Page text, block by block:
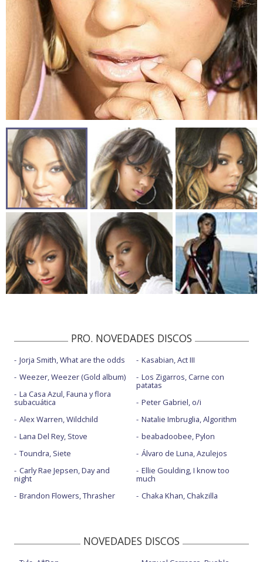
PRO. NOVEDADES DISCOS
Jorja Smith, What are the odds
Weezer, Weezer (Gold album)
La Casa Azul, Fauna y flora
subacuática
Alex Warren, Wildchild
Lana Del Rey, Stove
Toundra, Siete
Carly Rae Jepsen, Day and
night
Brandon Flowers, Thrasher
Kasabian, Act III
Los Zigarros, Carne con
patatas
Peter Gabriel, o/i
Natalie Imbruglia, Algorithm
beabadoobee, Pylon
Álvaro de Luna, Azulejos
Ellie Goulding, I know too
much
Chaka Khan, Chakzilla
NOVEDADES DISCOS